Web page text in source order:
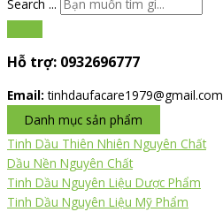
Search ...
Hỗ trợ: 0932696777
Email:tinhdaufacare1979@gmail.com
Danh mục sản phẩm
Tinh Dầu Thiên Nhiên Nguyên Chất
Dầu Nền Nguyên Chất
Tinh Dầu Nguyên Liệu Dược Phẩm
Tinh Dầu Nguyên Liệu Mỹ Phẩm